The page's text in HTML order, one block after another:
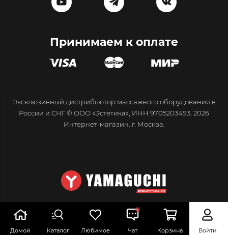
Домой Каталог Любимое Чат Корзина Войти
Принимаем к оплате
Эксклюзивный дистрибьютор массажного оборудования в
России и СНГ © ООО «Эстетика», ИНН 9705203493, 2026
Интернет-магазин. г. Москва.